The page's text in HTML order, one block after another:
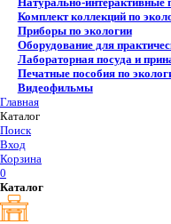
Комплект коллекций по
Приборы по экологии
Оборудование для
Лабораторная посуда и
Печатные пособия по
Видеофильмы
Главная
Каталог
Поиск
Вход
Корзина
0
Каталог